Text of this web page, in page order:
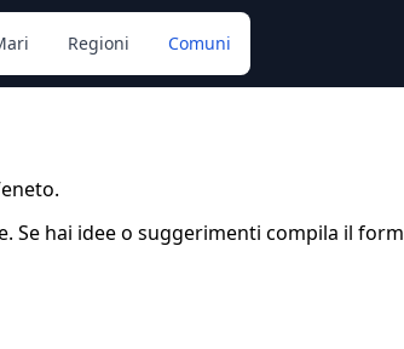
Regioni Comuni
Se hai idee o suggerimenti compila il form